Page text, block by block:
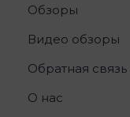
Обзоры
Видео обзоры
Обратная связь
О нас